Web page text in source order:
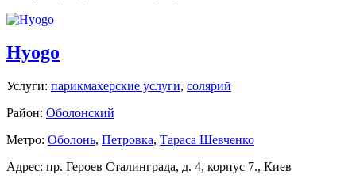
Hyogo
Услуги: парикмахерские услуги, солярий
Район: Оболонский
Метро: Оболонь, Петровка, Тараса Шевченко
Адрес: пр. Героев Сталинграда, д. 4, корпус 7., Киев